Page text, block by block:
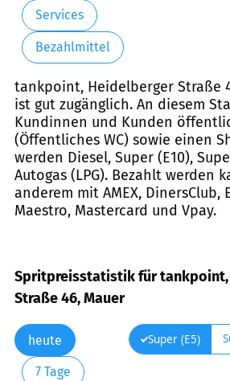
Services
Bezahlmittel
tankpoint, Heidelberger Straße
ist gut zugänglich. An diesem
Kundinnen und Kunden
(Öffentliches WC) sowie einen
werden Diesel, Super (E10),
Autogas (LPG). Bezahlt werden
anderem mit AMEX, DinersClub,
Maestro, Mastercard und Vpay.
Spritpreisstatistik für
Straße 46, Mauer
heute
7 Tage
Super (E5)